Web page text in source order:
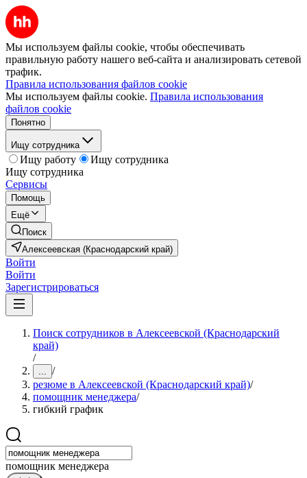
Мы используем файлы cookie, чтобы обеспечивать
правильную работу нашего веб-сайта и анализировать сетевой
трафик.
Правила использования файлов cookie
Мы используем файлы cookie. Правила использования
файлов cookie
Понятно
Ищу сотрудника
Ищу работу
Ищу сотрудника
Ищу сотрудника
Сервисы
Помощь
Ещё
Поиск
Алексеевская (Краснодарский край)
Войти
Войти
Зарегистрироваться
Поиск сотрудников в Алексеевской (Краснодарский
край)
/
... /
резюме в Алексеевской (Краснодарский край)/
помощник менеджера/
гибкий график
помощник менеджера